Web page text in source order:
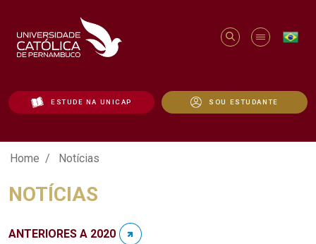
ESTUDE NA UNICAP SOU ESTUDANTE
Notícias - Unicap
Home Notícias
NOTÍCIAS
ANTERIORES A 2020